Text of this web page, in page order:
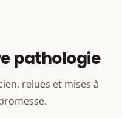
pathologie
relues et mises à